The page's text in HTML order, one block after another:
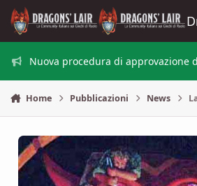
Vai al contenuto
Nuova procedura di approvazione
Home Pubblicazioni News